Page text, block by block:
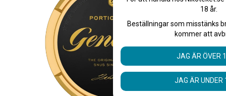
18 år.
Beställningar som misstänks
kommer att
JAG ÄR ÖVER
JAG ÄR UNDER